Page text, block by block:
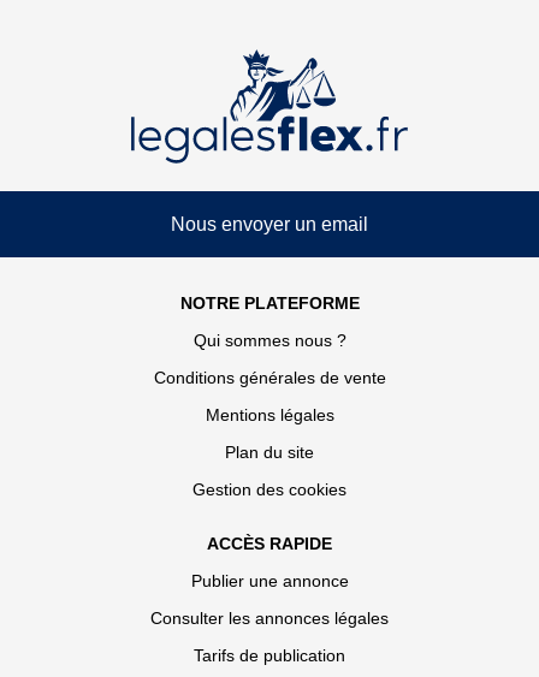
Nous envoyer un email
NOTRE PLATEFORME
Qui sommes nous ?
Conditions générales de vente
Mentions légales
Plan du site
Gestion des cookies
ACCÈS RAPIDE
Publier une annonce
Consulter les annonces légales
Tarifs de publication